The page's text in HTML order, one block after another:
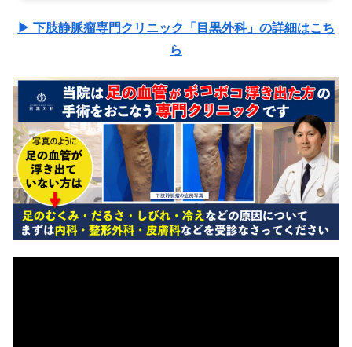
▶ 下肢静脈瘤専門クリニック「目黒外科」の詳細はこち
ら